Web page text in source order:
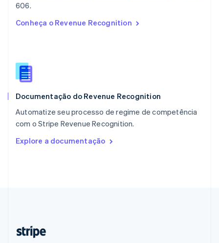
606.
Conheça o Revenue Recognition
Documentação do Revenue Recognition
Automatize seu processo de regime de competência
com o Stripe Revenue Recognition.
Explore a documentação
NederlandsEnglish
Português
RAE de Hong Kong, China
Reino Unido
República Tcheca
English
English